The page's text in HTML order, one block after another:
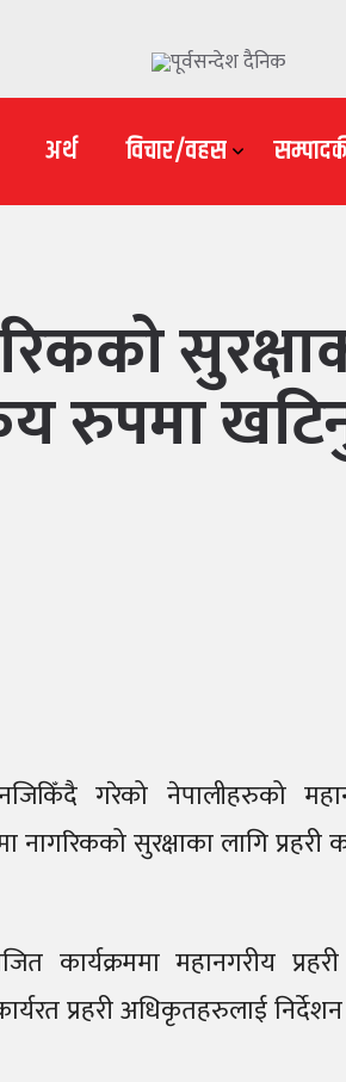
अर्थ विचार/वहस
रुपमा
गरेको नेपालीहरुको
सुरक्षाका लागि प्रहरी
महानगरीय प्रहरी
प्रहरी अधिकृतहरुलाई निर्देशन